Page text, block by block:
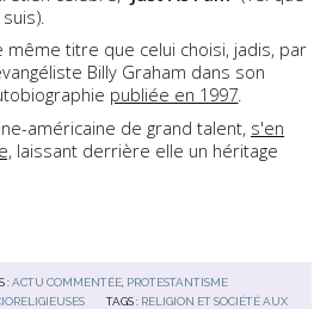
même titre que celui choisi, jadis, par
Billy Graham dans son
publiée en 1997.
américaine de grand talent, s'en
laissant derrière elle un héritage
:ACTU COMMENTÉE, PROTESTANTISME
TAGS : RELIGION ET SOCIÉTÉ AUX